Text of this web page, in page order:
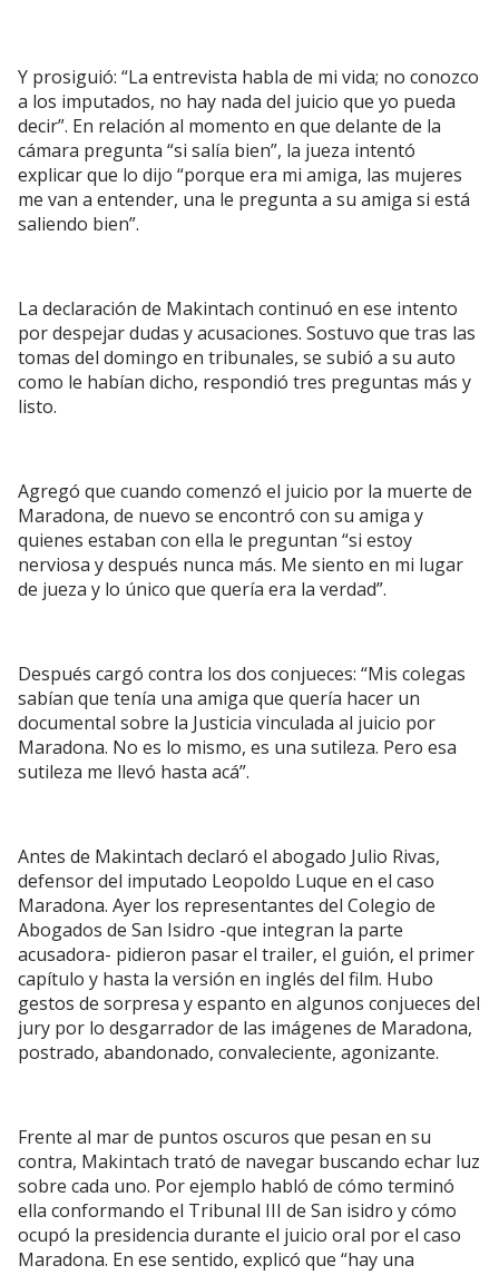
Y prosiguió: “La entrevista habla de mi vida; no conozco
a los imputados, no hay nada del juicio que yo pueda
decir”. En relación al momento en que delante de la
cámara pregunta “si salía bien”, la jueza intentó
explicar que lo dijo “porque era mi amiga, las mujeres
me van a entender, una le pregunta a su amiga si está
saliendo bien”.
La declaración de Makintach continuó en ese intento
por despejar dudas y acusaciones. Sostuvo que tras las
tomas del domingo en tribunales, se subió a su auto
como le habían dicho, respondió tres preguntas más y
listo.
Agregó que cuando comenzó el juicio por la muerte de
Maradona, de nuevo se encontró con su amiga y
quienes estaban con ella le preguntan “si estoy
nerviosa y después nunca más. Me siento en mi lugar
de jueza y lo único que quería era la verdad”.
Después cargó contra los dos conjueces: “Mis colegas
sabían que tenía una amiga que quería hacer un
documental sobre la Justicia vinculada al juicio por
Maradona. No es lo mismo, es una sutileza. Pero esa
sutileza me llevó hasta acá”.
Antes de Makintach declaró el abogado Julio Rivas,
defensor del imputado Leopoldo Luque en el caso
Maradona. Ayer los representantes del Colegio de
Abogados de San Isidro -que integran la parte
acusadora- pidieron pasar el trailer, el guión, el primer
capítulo y hasta la versión en inglés del film. Hubo
gestos de sorpresa y espanto en algunos conjueces del
jury por lo desgarrador de las imágenes de Maradona,
postrado, abandonado, convaleciente, agonizante.
Frente al mar de puntos oscuros que pesan en su
contra, Makintach trató de navegar buscando echar luz
sobre cada uno. Por ejemplo habló de cómo terminó
ella conformando el Tribunal III de San isidro y cómo
ocupó la presidencia durante el juicio oral por el caso
Maradona. En ese sentido, explicó que “hay una